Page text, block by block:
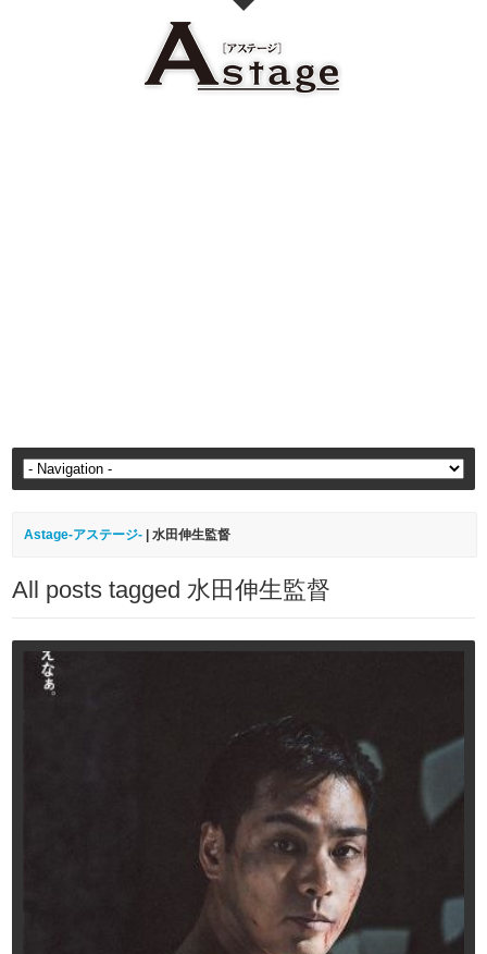
Astage-アステージ- |水田伸生監督
All posts tagged 水田伸生監督